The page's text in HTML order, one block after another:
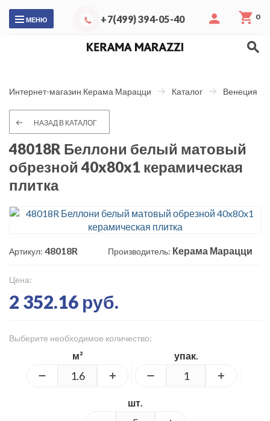
МЕНЮ +7(499) 394-05-40 0
Интернет-магазин Керама Марацци Каталог Венеция
НАЗАД В КАТАЛОГ
48018R Беллони белый матовый
обрезной 40x80x1 керамическая
плитка
Артикул: 48018R Производитель: Керама Марацци
Цена:
2 352.16 руб.
Выберите необходимое количество:
м² упак.
шт.